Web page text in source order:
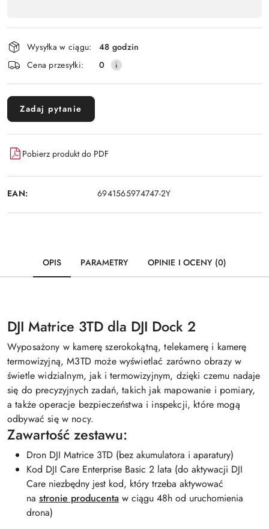
płatność
i
dostawa
Wysyłka w ciągu:
48 godzin
Cena przesyłki:
0
Zadaj pytanie
Pobierz produkt do PDF
EAN: 6941565974747-2Y
OPIS PARAMETRY OPINIE I OCENY (0)
DJI Matrice 3TD dla DJI Dock 2
Wyposażony w kamerę szerokokątną, telekamerę i kamerę
termowizyjną, M3TD może wyświetlać zarówno obrazy w
świetle widzialnym, jak i termowizyjnym, dzięki czemu nadaje
się do precyzyjnych zadań, takich jak mapowanie i pomiary,
a także operacje bezpieczeństwa i inspekcji, które mogą
odbywać się w nocy.
Zawartość zestawu:
Dron DJI Matrice 3TD (bez akumulatora i aparatury)
Kod DJI Care Enterprise Basic 2 lata (do aktywacji DJI
Care niezbędny jest kod, który trzeba aktywować
na stronie producenta w ciągu 48h od uruchomienia
drona)